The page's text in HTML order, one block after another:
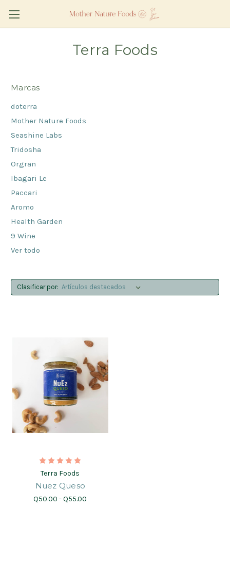
Terra Foods
Marcas
doterra
Mother Nature Foods
Seashine Labs
Tridosha
Orgran
Ibagari Le
Paccari
Aromo
Health Garden
9 Wine
Ver todo
Clasificar por:
Terra Foods
Nuez Queso
Q50.00 - Q55.00